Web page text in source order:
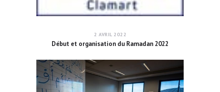
2 AVRIL 2022
Début et organisation du Ramadan 2022